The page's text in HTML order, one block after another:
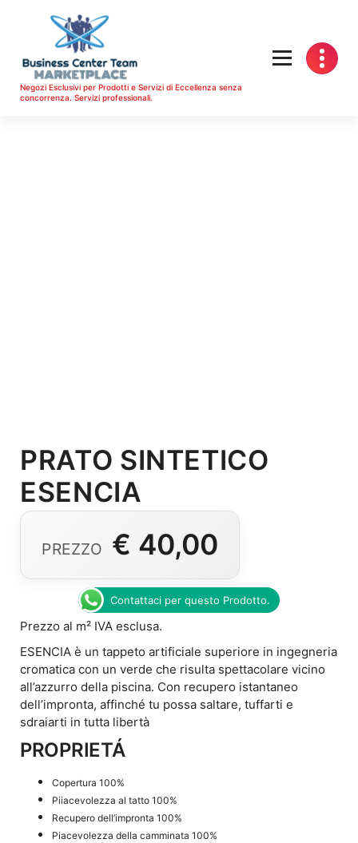
contenuto
Negozi Esclusivi per Prodotti e Servizi di Eccellenza senza
concorrenza. Servizi professionali.
PRATO SINTETICO
ESENCIA
€ 40,00
Contattaci per questo Prodotto.
Prezzo al m² IVA esclusa.
ESENCIA è un tappeto artificiale superiore in ingegneria
cromatica con un verde che risulta spettacolare vicino
all’azzurro della piscina. Con recupero istantaneo
dell’impronta, affinché tu possa saltare, tuffarti e
sdraiarti in tutta libertà
PROPRIETÁ
Copertura 100%
Piiacevolezza al tatto 100%
Recupero dell’impronta 100%
Piacevolezza della camminata 100%